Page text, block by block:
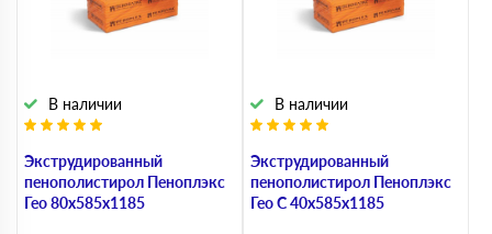
Экструдированный
пенополистирол Пеноплэкс
Гео 80х585х1185
В наличии
Экструдированный
пенополистирол Пеноплэкс
Гео С 40х585х1185
В наличии